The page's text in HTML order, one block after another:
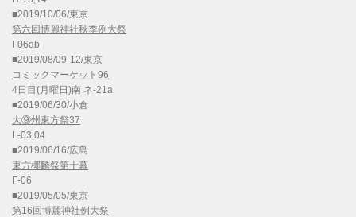
■2019/10/06/東京
第六回博麗神社秋季例大祭
I-06ab
■2019/08/09-12/東京
コミックマーケット96
4日目(月曜日)南 ネ-21a
■2019/06/30/小倉
大⑨州東方祭37
L-03,04
■2019/06/16/広島
東方椰麟祭第十幕
F-06
■2019/05/05/東京
第16回博麗神社例大祭